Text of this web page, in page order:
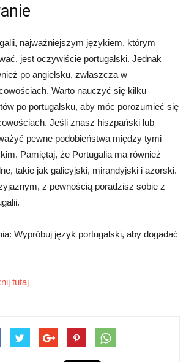
najważniejszym językiem, którym
jest oczywiście portugalski. Jednak
po angielsku, zwłaszcza w
Warto nauczyć się kilku
po portugalsku, aby móc porozumieć się
Jeśli znasz hiszpański lub
pewne podobieństwa między tymi
Pamiętaj, że Portugalia ma również
takie jak galicyjski, mirandyjski i azorski.
z pewnością poradzisz sobie z
Wypróbuj język portugalski, aby dogadać
tutaj